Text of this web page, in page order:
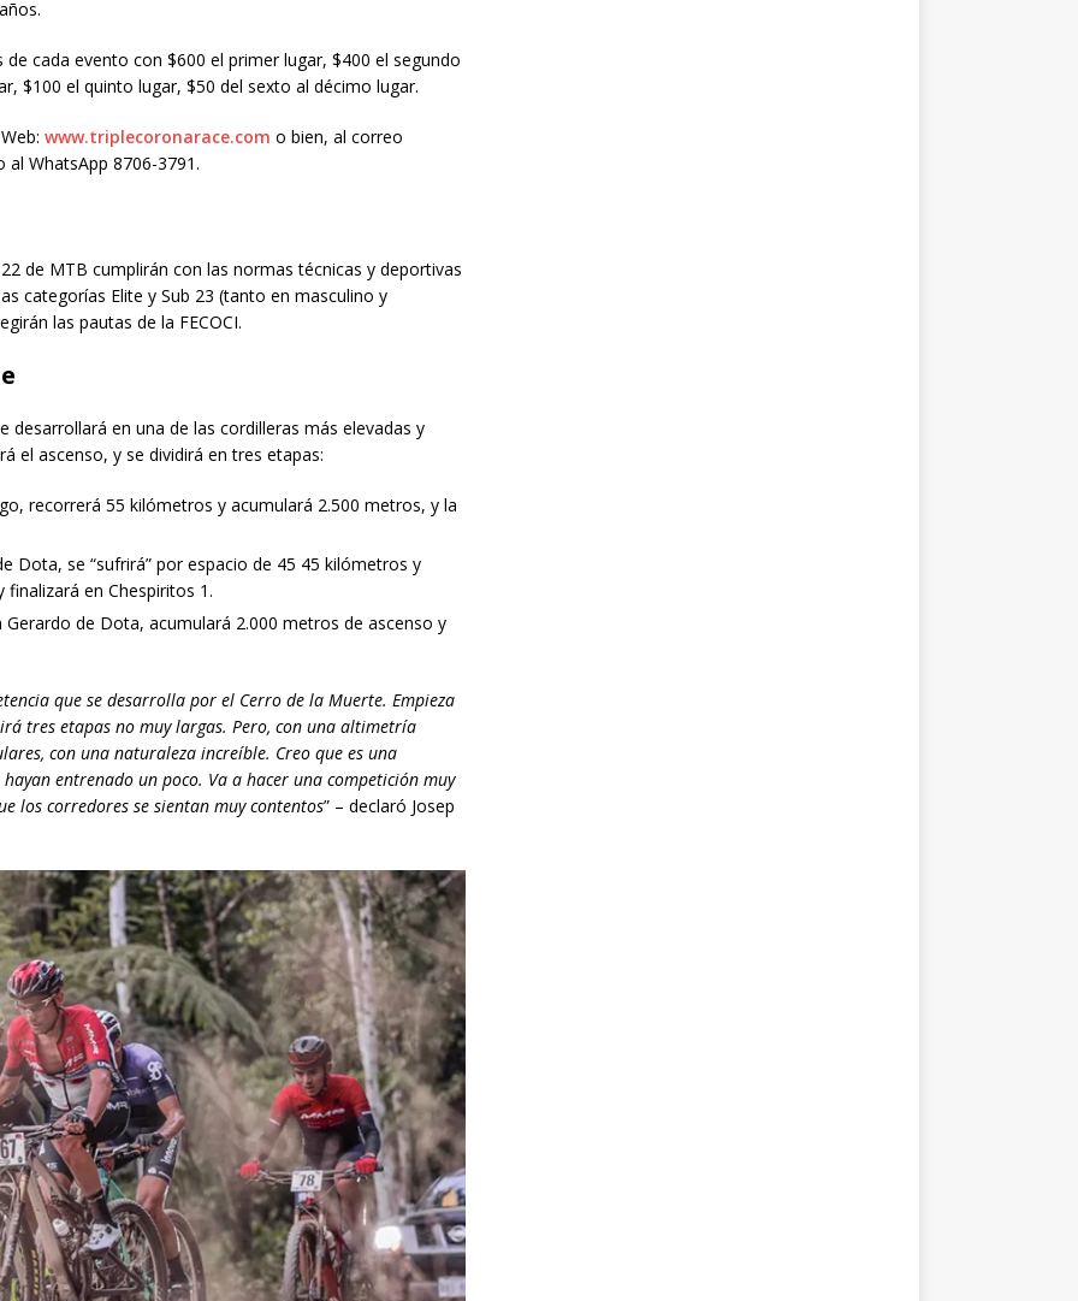
cada evento con $600 el primer lugar, $400 el segundo
$100 el quinto lugar, $50 del sexto al décimo lugar.
www.triplecoronarace.com o bien, al correo
al WhatsApp 8706-3791.
de MTB cumplirán con las normas técnicas y deportivas
categorías Elite y Sub 23 (tanto en masculino y
las pautas de la FECOCI.
desarrollará en una de las cordilleras más elevadas y
el ascenso, y se dividirá en tres etapas:
recorrerá 55 kilómetros y acumulará 2.500 metros, y la
Dota, se “sufrirá” por espacio de 45 45 kilómetros y
en Chespiritos 1.
de Dota, acumulará 2.000 metros de ascenso y
que se desarrolla por el Cerro de la Muerte. Empieza
tres etapas no muy largas. Pero, con una altimetría
con una naturaleza increíble. Creo que es una
entrenado un poco. Va a hacer una competición muy
los corredores se sientan muy contentos” – declaró Josep